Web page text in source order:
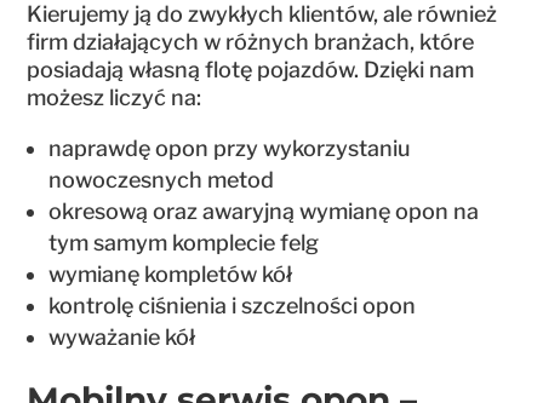
Kierujemy ją do zwykłych klientów, ale również
firm działających w różnych branżach, które
posiadają własną flotę pojazdów. Dzięki nam
możesz liczyć na:
naprawdę opon przy wykorzystaniu
nowoczesnych metod
okresową oraz awaryjną wymianę opon na
tym samym komplecie felg
wymianę kompletów kół
kontrolę ciśnienia i szczelności opon
wyważanie kół